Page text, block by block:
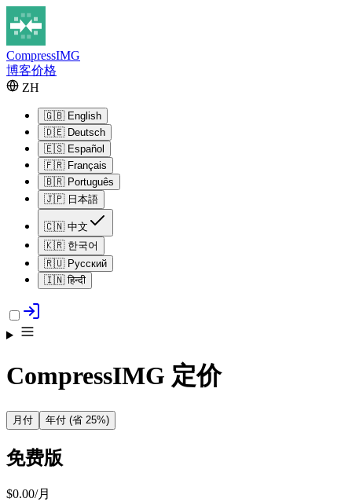
CompressIMG
博客价格
ZH
🇬🇧 English
🇩🇪 Deutsch
🇪🇸 Español
🇫🇷 Français
🇧🇷 Português
🇯🇵 日本語
🇨🇳 中文
🇰🇷 한국어
🇷🇺 Русский
🇮🇳 हिन्दी
CompressIMG 定价
月付 年付 (省 25%)
免费版
$0.00/月